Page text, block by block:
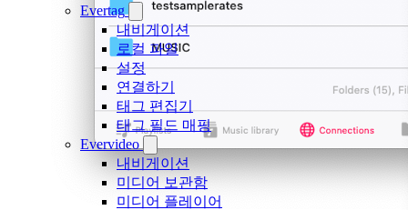
Evertag
내비게이션
로컬 파일
설정
연결하기
태그 편집기
태그 필드 매핑
Evervideo
내비게이션
미디어 보관함
미디어 플레이어